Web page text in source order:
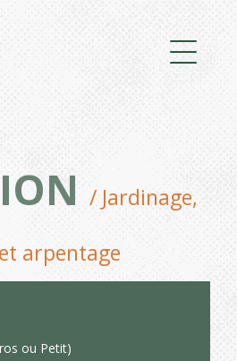
/ Jardinage,
arpentage
ou Petit)